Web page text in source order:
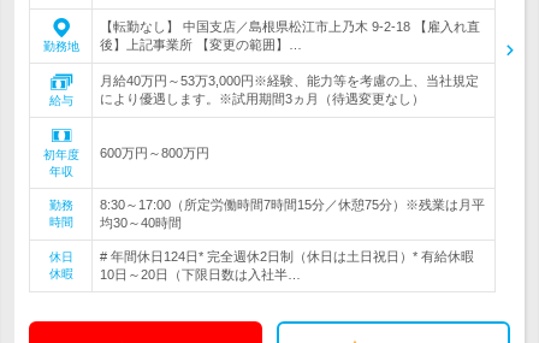
勤務地
【転勤なし】 中国支店／島根県松江市上乃木 9-2-18 【雇入れ直
後】上記事業所 【変更の範囲】…
給与
月給40万円～53万3,000円※経験、能力等を考慮の上、当社規定
により優遇します。※試用期間3ヵ月（待遇変更なし）
初年度
年収
600万円～800万円
勤務
時間
8:30～17:00（所定労働時間7時間15分／休憩75分）※残業は月平
均30～40時間
休日
休暇
# 年間休日124日* 完全週休2日制（休日は土日祝日）* 有給休暇
10日～20日（下限日数は入社半…